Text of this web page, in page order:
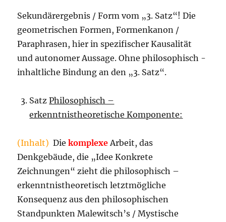
Sekundärergebnis / Form vom „3. Satz“! Die
geometrischen Formen, Formenkanon /
Paraphrasen, hier in spezifischer Kausalität
und autonomer Aussage. Ohne philosophisch -
inhaltliche Bindung an den „3. Satz“.
SatzPhilosophisch –
erkenntnistheoretische Komponente:
(Inhalt) DiekomplexeArbeit, das
Denkgebäude, die „Idee Konkrete
Zeichnungen“ zieht die philosophisch –
erkenntnistheoretisch letztmögliche
Konsequenz aus den philosophischen
Standpunkten Malewitsch’s / Mystische